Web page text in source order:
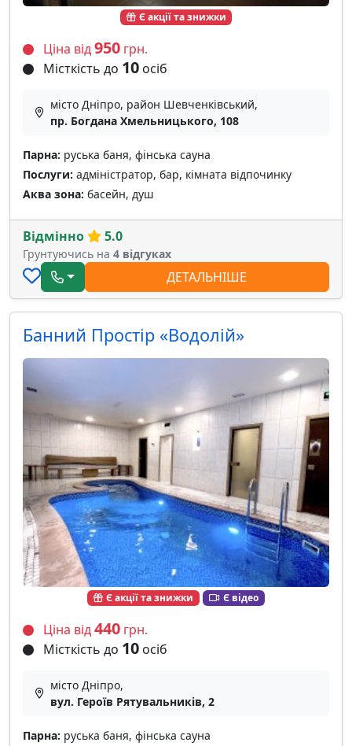
Є акції та знижки
Ціна від950 грн.
Місткість до 10 осіб
місто Дніпро, район Шевченківський,
пр. Богдана Хмельницького, 108
Парна: руська баня, фінська сауна
Послуги: адміністратор, бар, кімната відпочинку
Аква зона: басейн, душ
Відмінно 5.0
Грунтуючись на 4 відгуках
ДЕТАЛЬНІШЕ
Є акції та знижки Є відео
Банний Простір «Водолій»
Ціна від440 грн.
Місткість до 10 осіб
місто Дніпро,
вул. Героїв Рятувальників, 2
Парна: руська баня, фінська сауна